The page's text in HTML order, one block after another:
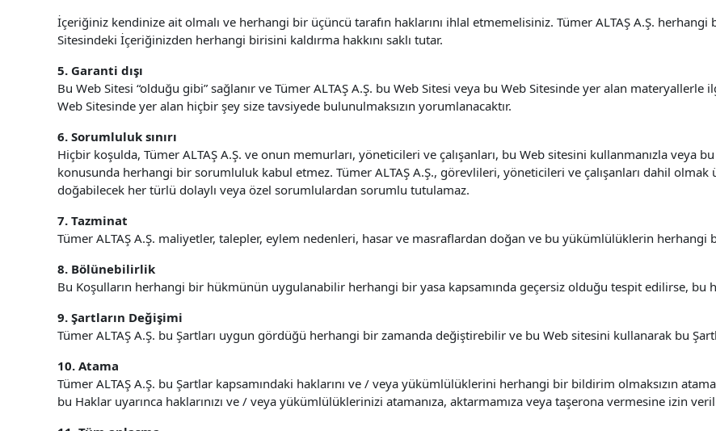
İçeriğiniz kendinize ait olmalı ve herhangi bir üçüncü tarafın haklarını ihlal etmemelisiniz. Tümer ALTAŞ A.Ş.
Sitesindeki İçeriğinizden herhangi birisini kaldırma hakkını saklı tutar.
5. Garanti dışı
Bu Web Sitesi “olduğu gibi” sağlanır ve Tümer ALTAŞ A.Ş. bu Web Sitesi veya bu Web Sitesinde yer alan
Web Sitesinde yer alan hiçbir şey size tavsiyede bulunulmaksızın yorumlanacaktır.
6. Sorumluluk sınırı
Hiçbir koşulda, Tümer ALTAŞ A.Ş. ve onun memurları, yöneticileri ve çalışanları, bu Web sitesini kullanmanızla veya
konusunda herhangi bir sorumluluk kabul etmez. Tümer ALTAŞ A.Ş., görevlileri, yöneticileri ve çalışanları dahil olmak
doğabilecek her türlü dolaylı veya özel sorumlulardan sorumlu tutulamaz.
7. Tazminat
Tümer ALTAŞ A.Ş. maliyetler, talepler, eylem nedenleri, hasar ve masraflardan doğan ve bu yükümlülüklerin
8. Bölünebilirlik
Bu Koşulların herhangi bir hükmünün uygulanabilir herhangi bir yasa kapsamında geçersiz olduğu tespit edilirse,
9. Şartların Değişimi
Tümer ALTAŞ A.Ş. bu Şartları uygun gördüğü herhangi bir zamanda değiştirebilir ve bu Web sitesini kullanarak bu
10. Atama
Tümer ALTAŞ A.Ş. bu Şartlar kapsamındaki haklarını ve / veya yükümlülüklerini herhangi bir bildirim olmaksızın
bu Haklar uyarınca haklarınızı ve / veya yükümlülüklerinizi atamanıza, aktarmamıza veya taşerona vermesine izin